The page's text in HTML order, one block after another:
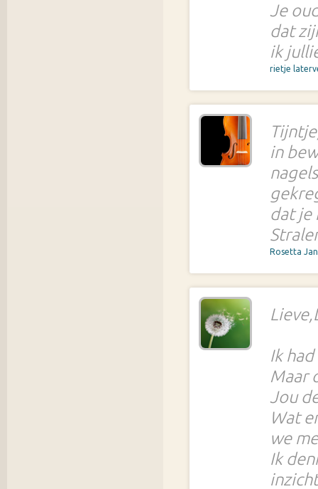
Je
dat
ik
rietje
in
dat je
Rosetta
Ik
Maar
Jou
Wat
we
Ik